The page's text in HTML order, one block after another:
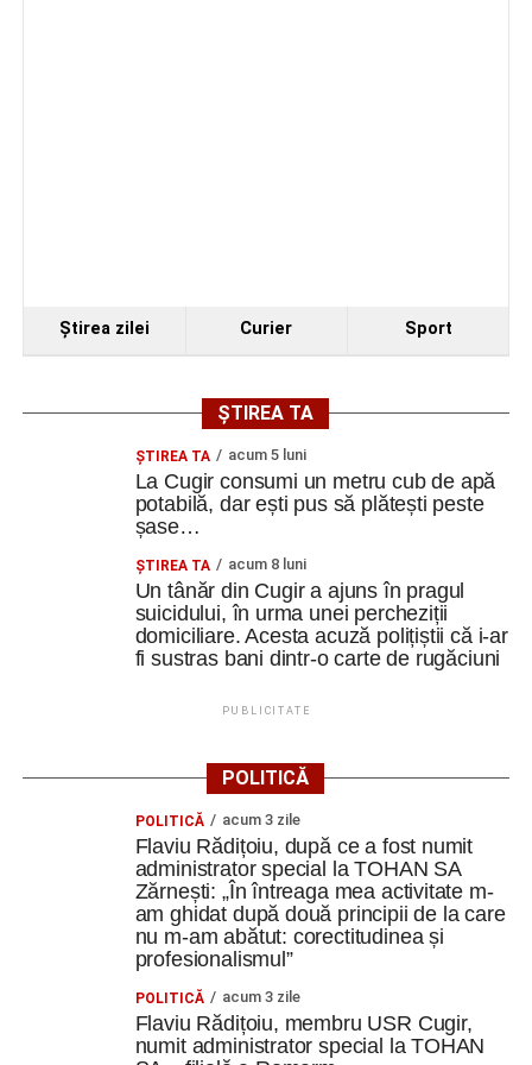
Ştirea zilei Curier Sport
ȘTIREA TA
ȘTIREA TA acum 5 luni
La Cugir consumi un metru cub de apă
potabilă, dar ești pus să plătești peste
șase…
ȘTIREA TA acum 8 luni
Un tânăr din Cugir a ajuns în pragul
suicidului, în urma unei percheziții
domiciliare. Acesta acuză polițiștii că i-ar
fi sustras bani dintr-o carte de rugăciuni
PUBLICITATE
POLITICĂ
POLITICĂ acum 3 zile
Flaviu Rădițoiu, după ce a fost numit
administrator special la TOHAN SA
Zărnești: „În întreaga mea activitate m-
am ghidat după două principii de la care
nu m-am abătut: corectitudinea și
profesionalismul”
POLITICĂ acum 3 zile
Flaviu Rădițoiu, membru USR Cugir,
numit administrator special la TOHAN